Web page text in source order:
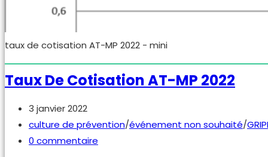
taux de cotisation AT-MP 2022 - mini
Taux De Cotisation AT-MP 2022
Publication
publiée :
3 janvier 2022
Post
category:
culture de prévention/événement non souhaité/
Commentaires
0 commentaire